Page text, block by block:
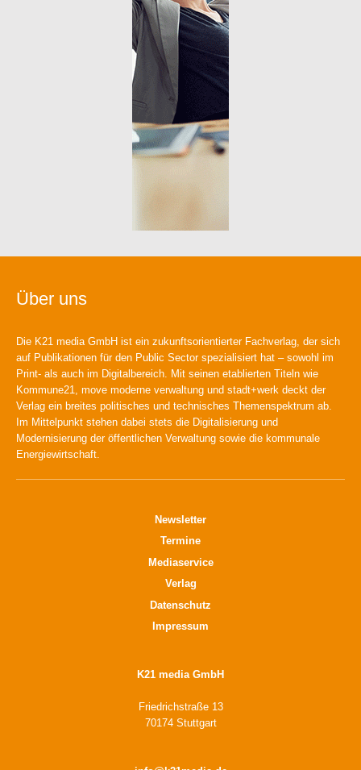
Über uns
Die K21 media GmbH ist ein zukunftsorientierter Fachverlag, der sich
auf Publikationen für den Public Sector spezialisiert hat – sowohl im
Print- als auch im Digitalbereich. Mit seinen etablierten Titeln wie
Kommune21, move moderne verwaltung und stadt+werk deckt der
Verlag ein breites politisches und technisches Themenspektrum ab.
Im Mittelpunkt stehen dabei stets die Digitalisierung und
Modernisierung der öffentlichen Verwaltung sowie die kommunale
Energiewirtschaft.
Newsletter
Termine
Mediaservice
Verlag
Datenschutz
Impressum
K21 media GmbH
Friedrichstraße 13
70174 Stuttgart